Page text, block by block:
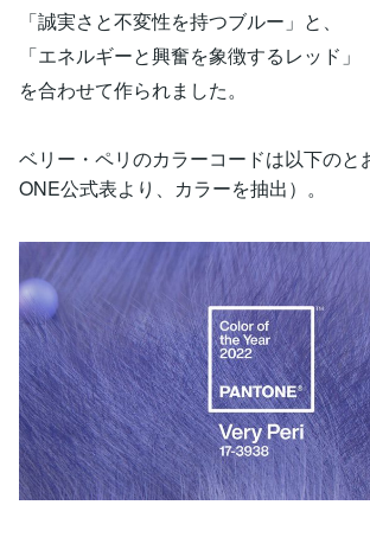
「誠実さと不変性を持つブルー」と、
「エネルギーと興奮を象徴するレッド」
を合わせて作られました。
ベリー・ペリのカラーコードは以下のと
ONE公式表より、カラーを抽出）。